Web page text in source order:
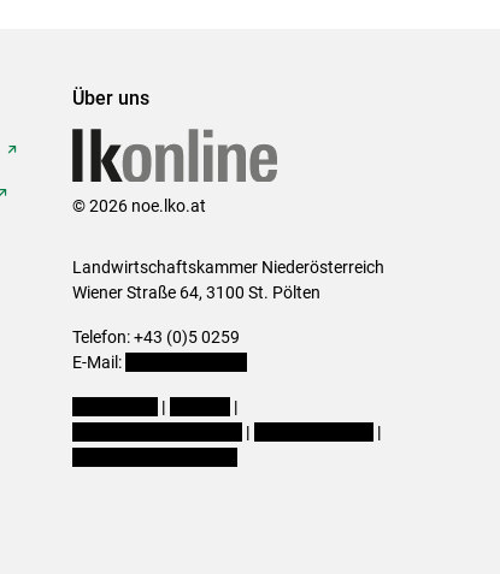
Über uns
© 2026 noe.lko.at
Landwirtschaftskammer Niederösterreich
Wiener Straße 64, 3100 St. Pölten
Telefon: +43 (0)5 0259
E-Mail:
|
|
|
|